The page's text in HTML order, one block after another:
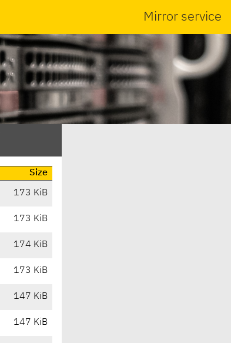
Mirror service
Size
173 KiB
173 KiB
174 KiB
173 KiB
147 KiB
147 KiB